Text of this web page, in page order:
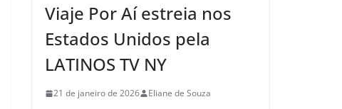
Viaje Por Aí estreia nos
Estados Unidos pela
LATINOS TV NY
21 de janeiro de 2026 Eliane de Souza